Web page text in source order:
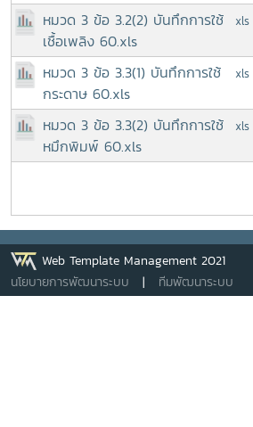
หมวด 3 ข้อ 3.2(2) บันทึกการใช้
เชื้อเพลิง 60.xls
xls
หมวด 3 ข้อ 3.3(1) บันทึกการใช้
กระดาษ 60.xls
xls
หมวด 3 ข้อ 3.3(2) บันทึกการใช้
หมึกพิมพ์ 60.xls
xls
Web Template Management 2021
นโยบายการพัฒนาระบบ | ทีมพัฒนาระบบ